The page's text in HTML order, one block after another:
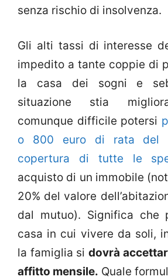
senza rischio di insolvenza.
Gli alti tassi di interesse
impedito a tante coppie di
la casa dei sogni e
situazione stia
comunque difficile potersi
o 800 euro di rata del
copertura di tutte le
acquisto di un immobile
20% del valore
dal mutuo). Significa che
casa in cui vivere da soli,
la famiglia sidovrà
affitto mensile. Quale